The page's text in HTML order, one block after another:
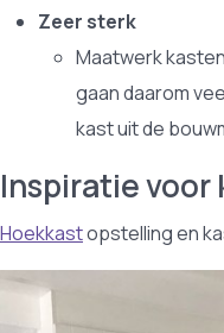
Zeer sterk
Maatwerk
gaan daarom
kast uit de
Inspiratie voor
Hoekkastopstelling en